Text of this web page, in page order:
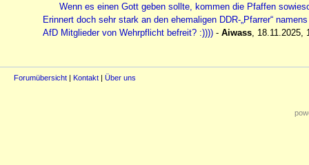
Wenn es einen Gott geben sollte, kommen die Pfaffen
Erinnert doch sehr stark an den ehemaligen DDR-„Pfarrer“
AfD Mitglieder von Wehrpflicht befreit? :)))) - Aiwass, 18.11.2025,
Forumübersicht | Kontakt | Über uns